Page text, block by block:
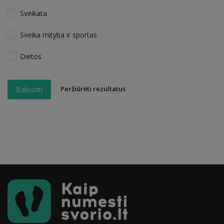
Sveikata
Sveika mityba ir sportas
Dietos
Balsuoti Peržiūrėti rezultatus